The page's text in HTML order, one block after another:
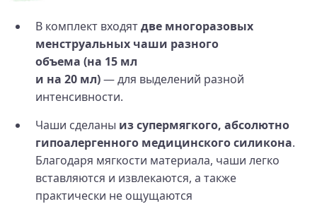
В комплект входятдве многоразовых
менструальных чаши разного
объема (на 15 мл
и на 20 мл)— для выделений разной
интенсивности.
Чаши сделаны из супермягкого, абсолютно
гипоалергенного медицинского силикона.
Благодаря мягкости материала, чаши легко
вставляются и извлекаются, а также
практически не ощущаются